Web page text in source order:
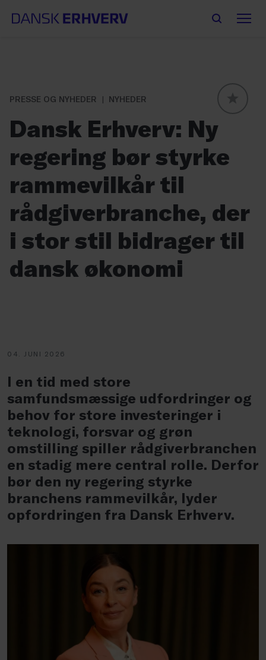
PRESSE OG NYHEDER
NYHEDER
Dansk Erhverv: Ny
regering bør styrke
rammevilkår til
rådgiverbranche, der
i stor stil bidrager til
dansk økonomi
04. JUNI 2026
I en tid med store
samfundsmæssige udfordringer og
behov for store investeringer i
teknologi, forsvar og grøn
omstilling spiller rådgiverbranchen
en stadig mere central rolle. Derfor
bør den ny regering styrke
branchens rammevilkår, lyder
opfordringen fra Dansk Erhverv.